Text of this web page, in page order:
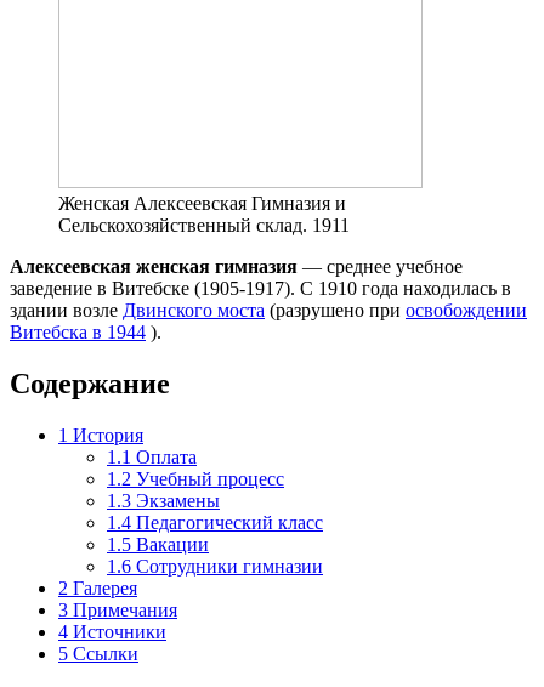
Женская Алексеевская Гимназия и
Сельскохозяйственный склад. 1911
Алексеевская женская гимназия — среднее учебное
заведение в Витебске (1905-1917). С 1910 года находилась в
здании возле Двинского моста (разрушено при освобождении
Витебска в 1944 ).
Содержание
1 История
1.1 Оплата
1.2 Учебный процесс
1.3 Экзамены
1.4 Педагогический класс
1.5 Вакации
1.6 Сотрудники гимназии
2 Галерея
3 Примечания
4 Источники
5 Ссылки